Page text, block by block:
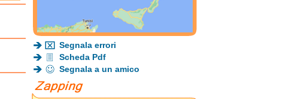
Segnala errori
Scheda Pdf
Segnala a un amico